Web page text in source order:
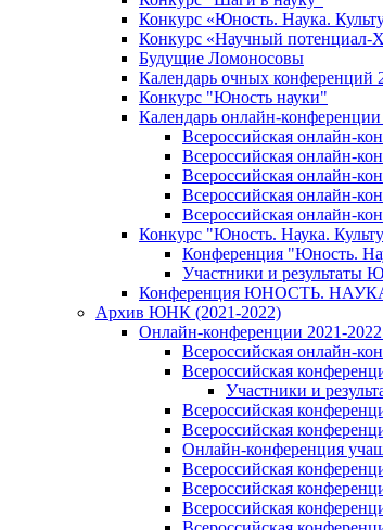
Конкурс «Юность. Наука.
Конкурс «Научный потенциал-
Будущие Ломоносовы
Календарь очных конференций
Конкурс "Юность науки"
Календарь онлайн-конференции
Всероссийская онлайн-
Всероссийская онлайн-
Всероссийская онлайн-
Всероссийская онлайн-
Всероссийская онлайн-
Конкурс "Юность. Наука.
Конференция "Юность.
Участники и результаты
Конференция ЮНОСТЬ.
Архив ЮНК (2021-2022)
Онлайн-конференции 2021-2022
Всероссийская онлайн-
Всероссийская
Участники и
Всероссийская
Всероссийская
Онлайн-конференция
Всероссийская
Всероссийская
Всероссийская